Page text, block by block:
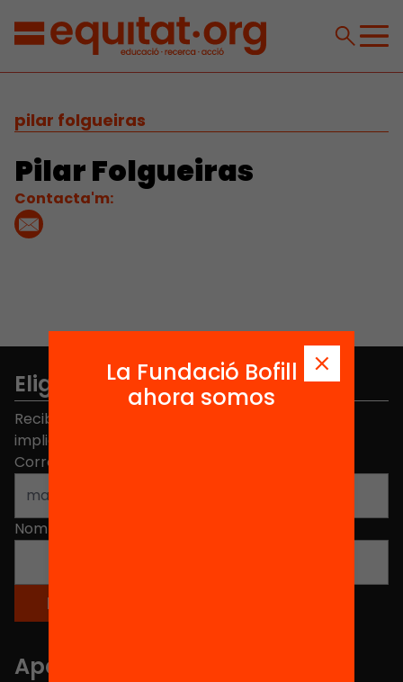
pilar folgueiras
Pilar Folgueiras
Contacta'm:
Elige equidad
Recibe contenidos, iniciativas y proyectos para
implicarte.
Correo electrónico
Nombre
Apartados
La Fundació Bofill
ahora somos